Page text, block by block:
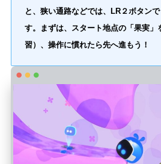
と、狭い通路などでは、LR２ボタンで
す。まずは、スタート地点の「果実」
習）、操作に慣れたら先へ進もう！